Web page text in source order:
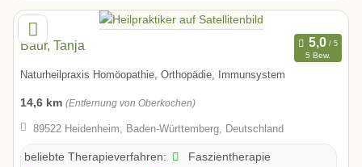
Baur, Tanja
5 Bew.
Naturheilpraxis Homöopathie, Orthopädie, Immunsystem
14,6 km (Entfernung von Oberkochen)
89522 Heidenheim, Baden-Württemberg, Deutschland
beliebte Therapieverfahren:
Faszientherapie